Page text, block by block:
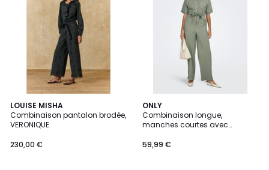
LOUISE MISHA
Combinaison pantalon brodée,
VERONIQUE
230,00 €
ONLY
Combinaison longue,
manches courtes avec
59,99 €
5
/
5